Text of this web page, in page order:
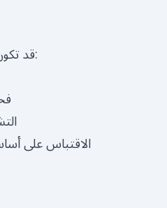
قد تكون رحلة ألمانيا النموذجية أبطأ:
الاقتباس على